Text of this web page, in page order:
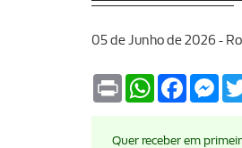
05 de Junho de 2026 -
Print WhatsApp
Quer receber em